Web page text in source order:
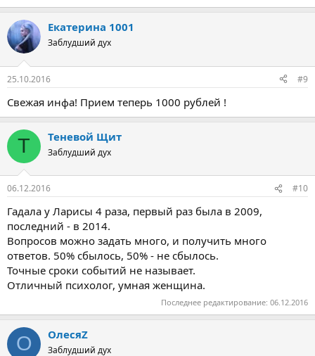
Екатерина 1001
Заблудший дух
25.10.2016 #9
Свежая инфа! Прием теперь 1000 рублей !
Т Теневой Щит
Заблудший дух
06.12.2016 #10
Гадала у Ларисы 4 раза, первый раз была в 2009,
последний - в 2014.
Вопросов можно задать много, и получить много
ответов. 50% сбылось, 50% - не сбылось.
Точные сроки событий не называет.
Отличный психолог, умная женщина.
Последнее редактирование: 06.12.2016
О ОлесяZ
Заблудший дух